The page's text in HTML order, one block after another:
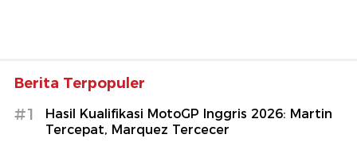
Berita Terpopuler
#1
Hasil Kualifikasi MotoGP Inggris 2026: Martin
Tercepat, Marquez Tercecer